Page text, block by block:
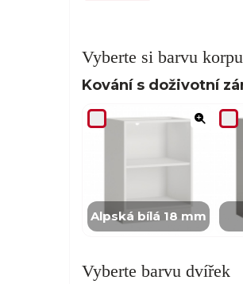
Vyberte si barvu
Kování s doživotní
Alpská bílá 18 mm
Vyberte barvu dvířek